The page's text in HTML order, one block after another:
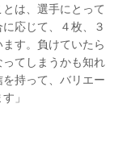
は、選手にとって
応じて、４枚、３
す。負けていたら
てしまうかも知れ
持って、バリエー
」